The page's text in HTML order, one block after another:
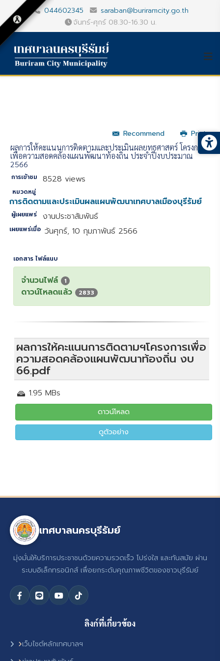
044602345
saraban@buriramcity.go.th
จันทร์-ศุกร์ 08.30-16.30 น.
Recommend
Print
ผลการให้คะแนนการติดตามและประเมินผลยุทธศาสตร์ โครงการ
เพื่อความสอดคล้องแผนพัฒนาท้องถิ่น ประจำปีงบประมาณ
2566
การเข้าชม 8528 views
หมวดหมู่
การติดตามและประเมินผลแผนพัฒนาเทศบาลเมืองบุรีรัมย์
ผู้เผยแพร่ งานประชาสัมพันธ์
เผยแพร่เมื่อ วันศุกร์, 10 กุมภาพันธ์ 2566
เอกสาร ไฟล์แนบ
จำนวนไฟล์ 1
ดาวน์โหลดแล้ว 2833
ผลการให้คะแนนการติดตามฯโครงการเพื่อ
ความสอดคล้องแผนพัฒนาท้องถิ่น งบ
66.pdf
1.95 MBs
ดาวน์โหลด
ดูตัวอย่าง
เทศบาลนครบุรีรัมย์
มุ่งมั่นให้บริการประชาชนด้วยความรวดเร็ว โปร่งใส และทันสมัย ผ่าน
ระบบอิเล็กทรอนิกส์ เพื่อยกระดับคุณภาพชีวิตของชาวบุรีรัมย์
ลิงก์ที่เกี่ยวข้อง
เว็บไซต์หลักเทศบาลฯ